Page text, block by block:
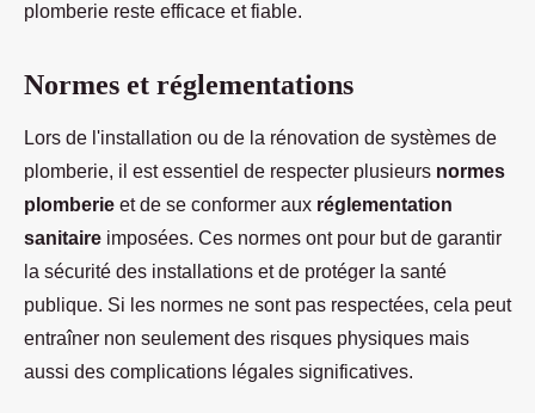
plomberie reste efficace et fiable.
Normes et réglementations
Lors de l'installation ou de la rénovation de systèmes de
plomberie, il est essentiel de respecter plusieurs normes
plomberie et de se conformer aux réglementation
sanitaire imposées. Ces normes ont pour but de garantir
la sécurité des installations et de protéger la santé
publique. Si les normes ne sont pas respectées, cela peut
entraîner non seulement des risques physiques mais
aussi des complications légales significatives.